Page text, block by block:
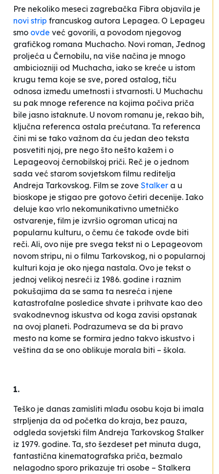
Pre nekoliko meseci zagrebačka Fibra objavila je
novi strip francuskog autora Lepagea. O Lepageu
smo ovde već govorili, a povodom njegovog
grafičkog romana Muchacho. Novi roman, Jednog
proljeća u Černobilu, na više načina je mnogo
ambiciozniji od Muchacha, iako se kreće u istom
krugu tema koje se sve, pored ostalog, tiču
odnosa između umetnosti i stvarnosti. U Muchachu
su pak mnoge reference na kojima počiva priča
bile jasno istaknute. U novom romanu je, rekao bih,
ključna referenca ostala prećutana. Ta referenca
čini mi se tako važnom da ću jedan deo teksta
posvetiti njoj, pre nego što nešto kažem i o
Lepageovoj černobilskoj priči. Reč je o jednom
sada već starom sovjetskom filmu reditelja
Andreja Tarkovskog. Film se zove Stalker a u
bioskope je stigao pre gotovo četiri decenije. Iako
deluje kao vrlo nekomunikativno umetničko
ostvarenje, film je izvršio ogroman uticaj na
popularnu kulturu, o čemu će takođe ovde biti
reči. Ali, ovo nije pre svega tekst ni o Lepageovom
novom stripu, ni o filmu Tarkovskog, ni o popularnoj
kulturi koja je oko njega nastala. Ovo je tekst o
jednoj velikoj nesreći iz 1986. godine i raznim
pokušajima da se sama ta nesreća i njene
katastrofalne posledice shvate i prihvate kao deo
svakodnevnog iskustva od koga zavisi opstanak
na ovoj planeti. Podrazumeva se da bi pravo
mesto na kome se formira jedno takvo iskustvo i
veština da se ono oblikuje morala biti – škola.
1.
Teško je danas zamisliti mlađu osobu koja bi imala
strpljenja da od početka do kraja, bez pauza,
odgleda sovjetski film Andreja Tarkovskog Stalker
iz 1979. godine. Ta, sto šezdeset pet minuta duga,
fantastična kinematografska priča, bezmalo
nelagodno sporo prikazuje tri osobe – Stalkera